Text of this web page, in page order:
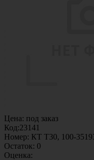
Цена: под заказ
Код:23141
Номер: КТ Т30, 100-
Остаток: 0
Оценка: